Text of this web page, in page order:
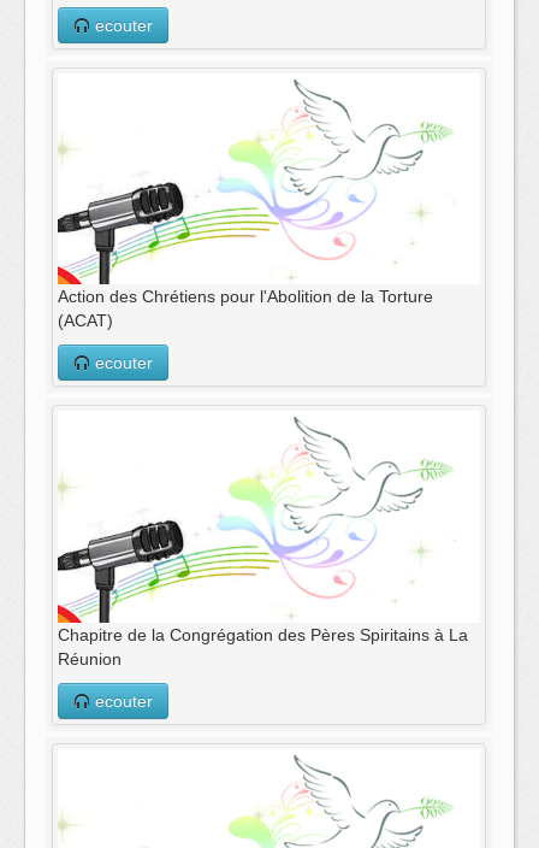
ecouter
Action des Chrétiens pour l'Abolition de la Torture
(ACAT)
ecouter
Chapitre de la Congrégation des Pères Spiritains à La
Réunion
ecouter